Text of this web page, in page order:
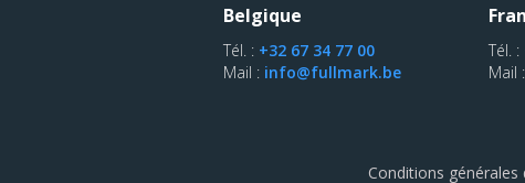
Belgique
Tél. : +32 67 34 77 00
Mail : info@fullmark.be
Tél. :
Mail :
Conditions générales